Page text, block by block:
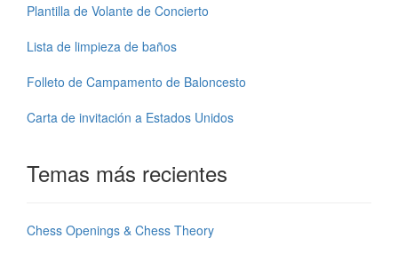
Plantilla de Volante de Concierto
Lista de limpieza de baños
Folleto de Campamento de Baloncesto
Carta de invitación a Estados Unidos
Temas más recientes
Chess Openings & Chess Theory